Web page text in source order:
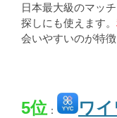
日本最大級のマッ
探しにも使えます。
会いやすいのが特徴
5位 ： ワ